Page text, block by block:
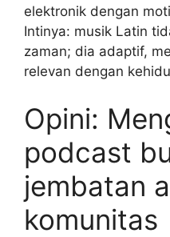
elektronik dengan
Intinya: musik Latin
zaman; dia adaptif,
relevan dengan
Opini:
podcast
jembatan
komunitas